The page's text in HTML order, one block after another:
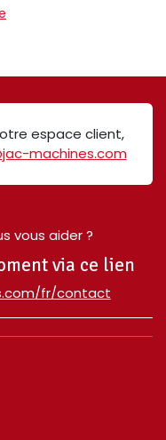
espace client,
machines.com
vous aider ?
via ce lien
fr/contact